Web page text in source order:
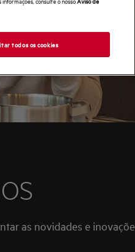
as novidades e
todos os cookies